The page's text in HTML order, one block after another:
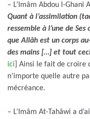
– L’Imâm Abdou l-Ghani
Quant à l’assimilation
ressemble à l’une de
que Allâh est un corps
des mains […] et tout
ici ] Ainsi le fait de croire
n’importe quelle autre
mécréance.
– L’Imâm At-Tahâwi a